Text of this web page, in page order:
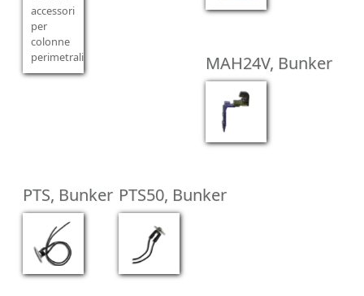
MAH24V, Bunker
PTS, Bunker PTS50, Bunker